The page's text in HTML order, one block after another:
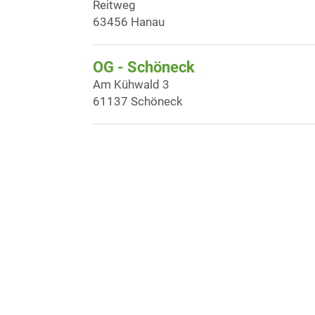
Reitweg
63456 Hanau
OG - Schöneck
Am Kühwald 3
61137 Schöneck